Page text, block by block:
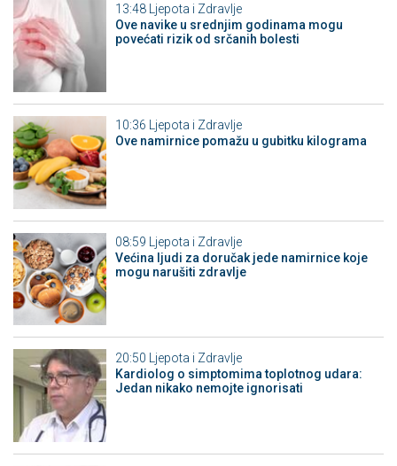
13:48 Ljepota i Zdravlje
Ove navike u srednjim godinama mogu
povećati rizik od srčanih bolesti
10:36
Ljepota i Zdravlje
Ove namirnice pomažu u gubitku kilograma
08:59 Ljepota i Zdravlje
Većina ljudi za doručak jede namirnice koje
mogu narušiti zdravlje
20:50
Ljepota i Zdravlje
Kardiolog o simptomima toplotnog udara:
Jedan nikako nemojte ignorisati